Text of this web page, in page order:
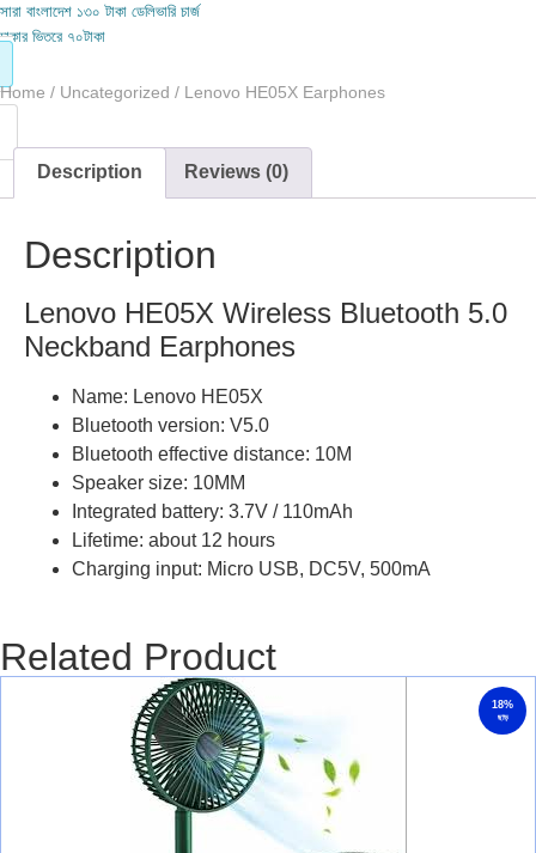
সারা বাংলাদেশ ১৩০ টাকা ডেলিভারি চার্জ
ঢাকার ভিতরে ৭০টাকা
Home / Uncategorized / Lenovo HE05X Earphones
Description Reviews (0)
Description
Lenovo HE05X Wireless Bluetooth 5.0
Neckband Earphones
Name: Lenovo HE05X
Bluetooth version: V5.0
Bluetooth effective distance: 10M
Speaker size: 10MM
Integrated battery: 3.7V / 110mAh
Lifetime: about 12 hours
Charging input: Micro USB, DC5V, 500mA
Related Product
18%
ছাড়